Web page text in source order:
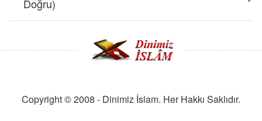
Doğru)
Copyright © 2008 - Dinimiz İslam. Her Hakkı Saklıdır.